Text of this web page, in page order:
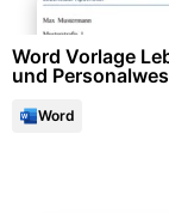
Word Vorlage
und
Word